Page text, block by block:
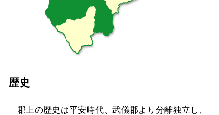
歴史
郡上の歴史は平安時代、武儀郡より分離独立し、